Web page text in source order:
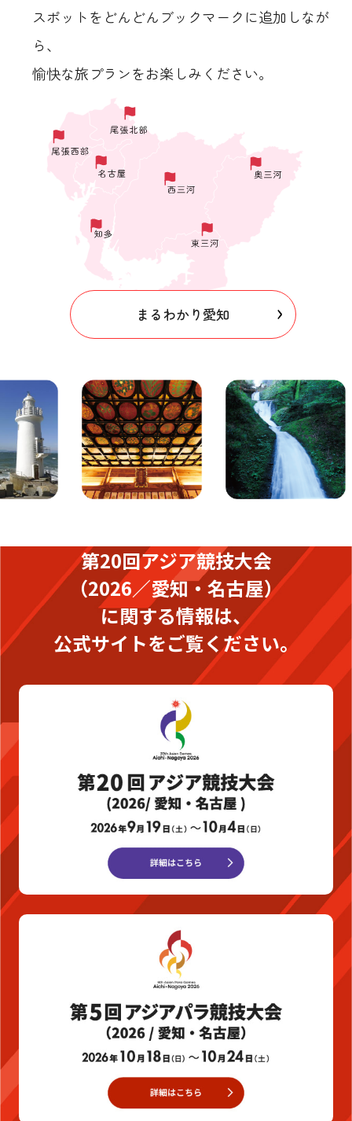
スポットをどんどんブックマークに追加しなが
ら、
愉快な旅プランをお楽しみください。
まるわかり愛知
第20回アジア競技大会
（2026／愛知・名古屋）
に関する情報は、
公式サイトをご覧ください。